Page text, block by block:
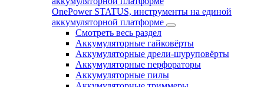
OnePower STATUS, инструменты на единой
аккумуляторной платформе
Смотреть весь раздел
Аккумуляторные гайковёрты
Аккумуляторные дрели-шуруповёрты
Аккумуляторные перфораторы
Аккумуляторные пилы